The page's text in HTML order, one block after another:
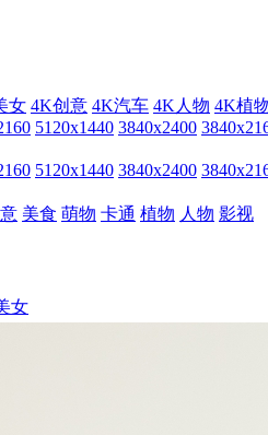
女 4K创意 4K汽车 4K人物 4K植
5120x1440 3840x2400
5120x1440 3840x2400
美食 萌物 卡通 植物 人物 影视
女